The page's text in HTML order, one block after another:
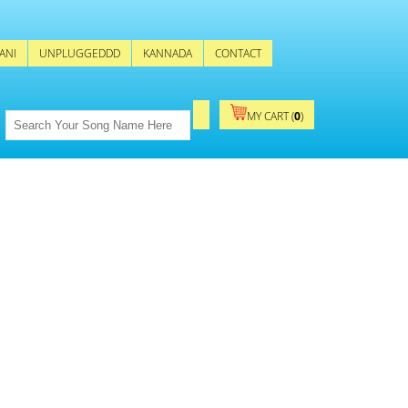
UNPLUGGEDDD KANNADA
CONTACT
MY CART (0)